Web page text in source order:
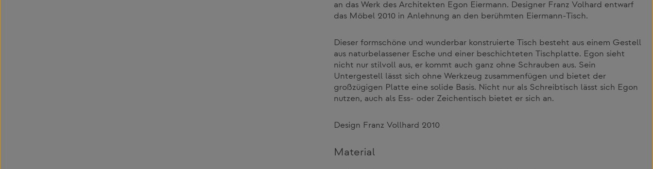
an das Werk des Architekten Egon Eiermann. Designer Franz Volhard entwarf
das Möbel 2010 in Anlehnung an den berühmten Eiermann-Tisch.
Dieser formschöne und wunderbar konstruierte Tisch besteht aus einem Gestell
aus naturbelassener Esche und einer beschichteten Tischplatte. Egon sieht
nicht nur stilvoll aus, er kommt auch ganz ohne Schrauben aus. Sein
Untergestell lässt sich ohne Werkzeug zusammenfügen und bietet der
großzügigen Platte eine solide Basis. Nicht nur als Schreibtisch lässt sich Egon
nutzen, auch als Ess- oder Zeichentisch bietet er sich an.
Design Franz Vollhard 2010
Material